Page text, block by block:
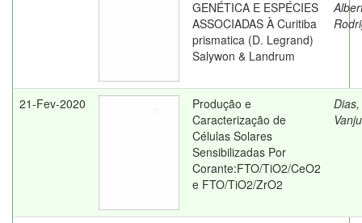
GENÉTICA E ESPÉCIES
ASSOCIADAS À Curitiba
prismatica (D. Legrand)
Salywon & Landrum
21-Fev-2020
Produção e
Caracterização de
Células Solares
Sensibilizadas Por
Corante:FTO/TiO2/CeO2
e FTO/TiO2/ZrO2